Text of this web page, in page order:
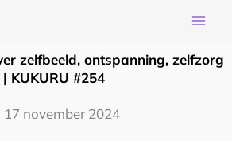
zelfbeeld, ontspanning, zelfzorg
KUKURU #254
17 november 2024